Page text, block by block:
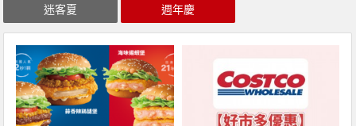
迷客夏 週年慶